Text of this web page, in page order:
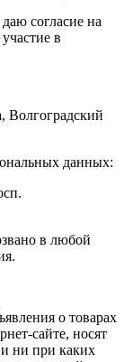
согласие на
в
Волгоградский
данных:
в любой
о товарах
сайте, носят
ни при каких